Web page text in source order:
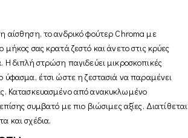
αίσθηση, το ανδρικό φούτερ Chroma με
σας κρατά ζεστό και άνετο στις κρύες
Η διπλή στρώση παγιδεύει μικροσκοπικές
ύφασμα, έτσι ώστε η ζεστασιά να παραμένει
Κατασκευασμένο από ανακυκλωμένο
συμβατό με πιο βιώσιμες αξίες. Διατίθεται
και σχέδια.